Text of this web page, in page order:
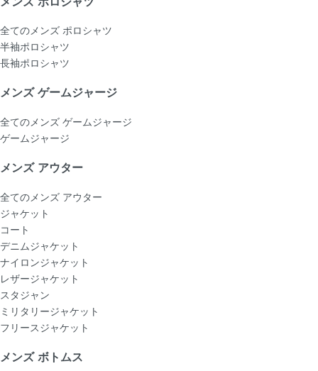
全てのメンズ ポロシャツ
半袖ポロシャツ
長袖ポロシャツ
メンズ ゲームジャージ
全てのメンズ ゲームジャージ
ゲームジャージ
メンズ アウター
全てのメンズ アウター
ジャケット
コート
デニムジャケット
ナイロンジャケット
レザージャケット
スタジャン
ミリタリージャケット
フリースジャケット
メンズ ボトムス